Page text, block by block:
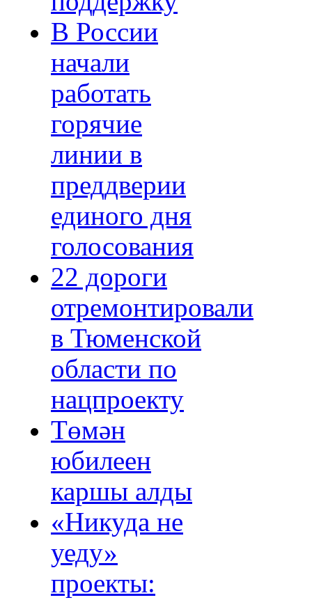
В России
начали
работать
горячие
линии в
преддверии
единого дня
голосования
22 дороги
отремонтировали
в Тюменской
области по
нацпроекту
Төмән
юбилеен
каршы алды
«Никуда не
уеду»
проекты: